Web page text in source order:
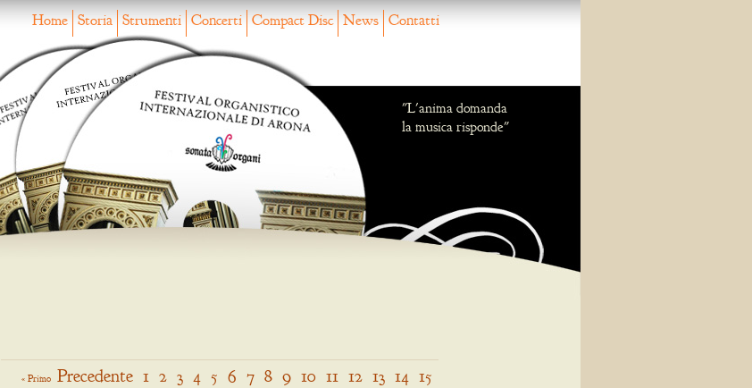
Home Storia Strumenti Concerti Compact Disc News Contatti
"L'anima domanda
la musica risponde"
« Primo Precedente 1 2 3 4 5 6 7 8 9 10 11 12 13 14 15